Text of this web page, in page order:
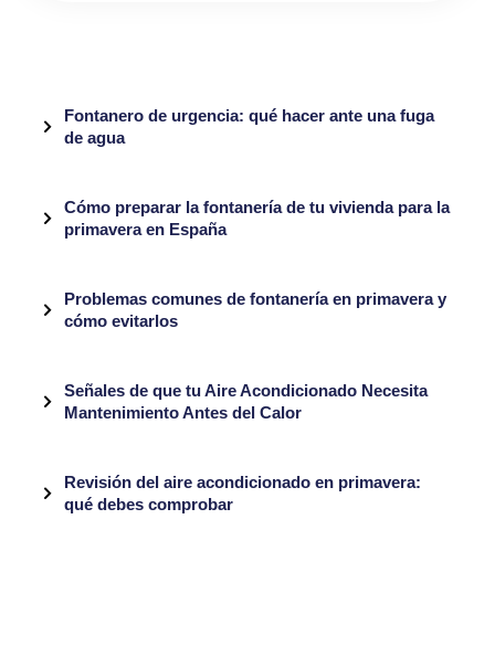
Fontanero de urgencia: qué hacer ante una fuga
de agua
Cómo preparar la fontanería de tu vivienda para la
primavera en España
Problemas comunes de fontanería en primavera y
cómo evitarlos
Señales de que tu Aire Acondicionado Necesita
Mantenimiento Antes del Calor
Revisión del aire acondicionado en primavera:
qué debes comprobar